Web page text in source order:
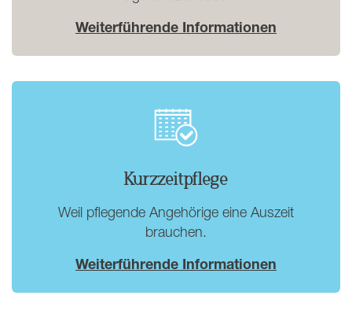
Weiterführende Informationen
Kurzzeitpflege
Weil pflegende Angehörige eine Auszeit
brauchen.
Weiterführende Informationen